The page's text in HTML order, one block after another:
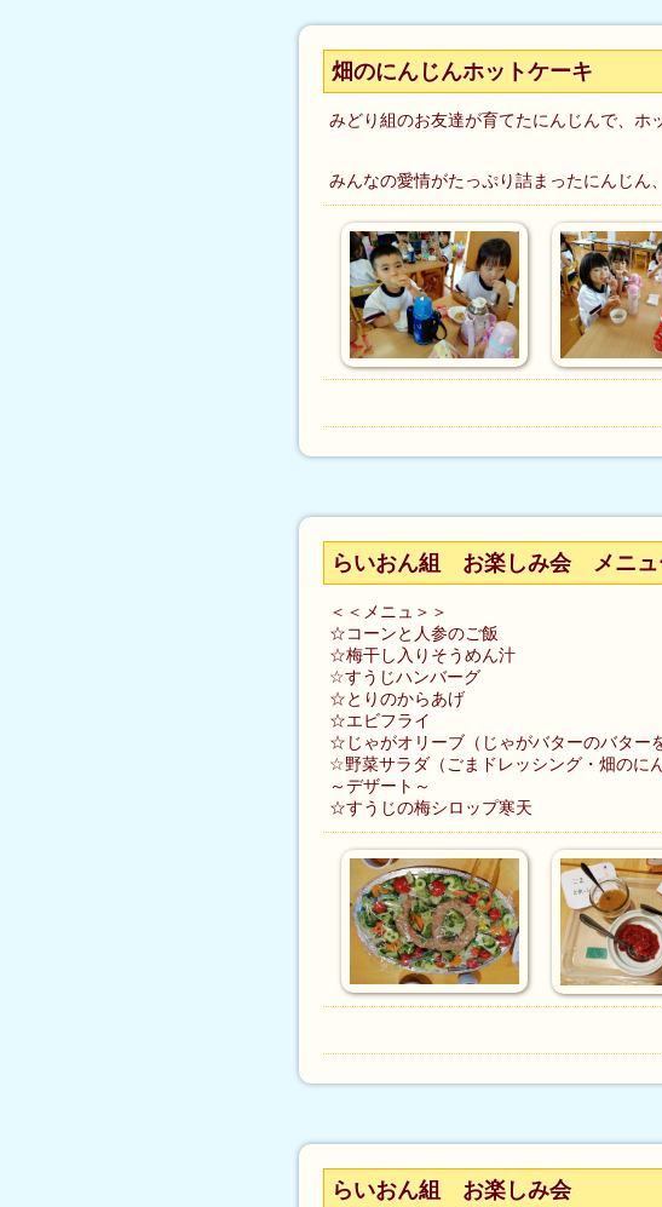
畑のにんじんホットケーキ
みどり組のお友達が育てたにんじんで、ホ
みんなの愛情がたっぷり詰まったにんじん
らいおん組 お楽しみ会 メニュ
＜＜メニュ＞＞
☆コーンと人参のご飯
☆梅干し入りそうめん汁
☆すうじハンバーグ
☆とりのからあげ
☆エビフライ
☆じゃがオリーブ（じゃがバターのバター
☆野菜サラダ（ごまドレッシング・畑のに
～デザート～
☆すうじの梅シロップ寒天
らいおん組 お楽しみ会